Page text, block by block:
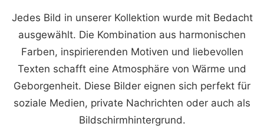
Jedes Bild in unserer Kollektion wurde mit Bedacht
ausgewählt. Die Kombination aus harmonischen
Farben, inspirierenden Motiven und liebevollen
Texten schafft eine Atmosphäre von Wärme und
Geborgenheit. Diese Bilder eignen sich perfekt für
soziale Medien, private Nachrichten oder auch als
Bildschirmhintergrund.